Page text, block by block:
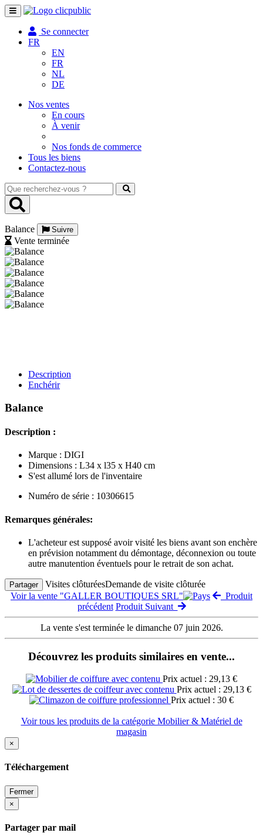
Toggle
navigation
Se connecter
FR
EN
FR
NL
DE
Nos ventes
En cours
À venir
Nos fonds de commerce
Tous les biens
Contactez-nous
Que
recherchez-
vous
Balance
Suivre
Vente terminée
Description
Enchérir
Balance
Description :
Marque : DIGI
Dimensions : L34 x l35 x H40 cm
S'est allumé lors de l'inventaire
Numéro de série : 10306615
Remarques générales:
L'acheteur est supposé avoir visité les biens avant son enchère
en prévision notamment du démontage, déconnexion ou toute
autre manutention éventuels pour le retrait de son achat.
Partager Visites clôturéesDemande de visite clôturée
Voir la vente "GALLER BOUTIQUES SRL"
Produit
précédent Produit Suivant
La vente s'est terminée le dimanche 07 juin 2026.
Découvrez les produits similaires en vente...
Prix actuel : 29,13 €
Prix actuel : 29,13 €
Prix actuel : 30 €
Voir tous les produits de la catégorie Mobilier & Matériel de
magasin
×
Téléchargement
Fermer
×
Partager par mail